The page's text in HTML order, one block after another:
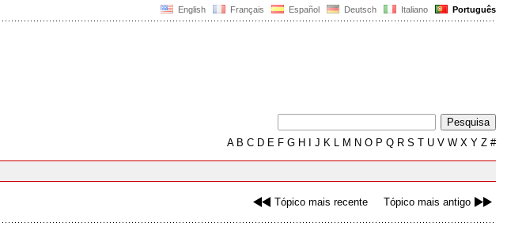
English Français Español Deutsch Italiano Português
AB C D E F G H J K L M N O P Q R S T U V W X Y Z #
Tópico mais recente Tópico mais antigo